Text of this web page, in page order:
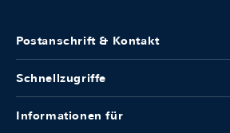
Postanschrift & Kontakt
Schnellzugriffe
Informationen für